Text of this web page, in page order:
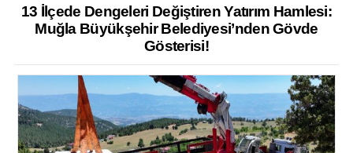
13 İlçede Dengeleri Değiştiren Yatırım Hamlesi:
Muğla Büyükşehir Belediyesi’nden Gövde
Gösterisi!